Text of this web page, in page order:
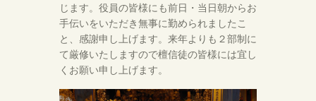
じます。役員の皆様にも前日・当日朝からお
手伝いをいただき無事に勤められましたこ
と、感謝申し上げます。来年よりも２部制に
て厳修いたしますので檀信徒の皆様には宜し
くお願い申し上げます。